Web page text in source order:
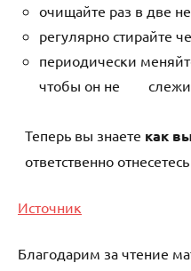
очищайте раз в две
регулярно стирайте
периодически
чтобы он не
Теперь вы знаете как
ответственно
Источник
Благодарим за чтение